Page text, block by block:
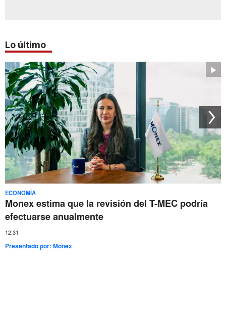
Lo último
ECONOMÍA
Monex estima que la revisión del T-MEC podría
efectuarse anualmente
12:31
Presentado por:Monex